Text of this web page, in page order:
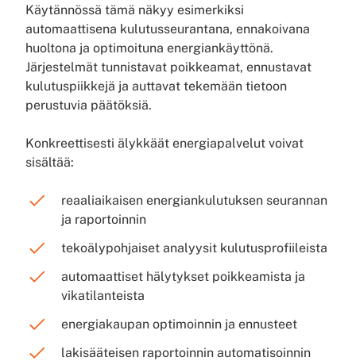
Käytännössä tämä näkyy esimerkiksi
automaattisena kulutusseurantana, ennakoivana
huoltona ja optimoituna energiankäyttönä.
Järjestelmät tunnistavat poikkeamat, ennustavat
kulutuspiikkejä ja auttavat tekemään tietoon
perustuvia päätöksiä.
Konkreettisesti älykkäät energiapalvelut voivat
sisältää:
reaaliaikaisen energiankulutuksen seurannan
ja raportoinnin
tekoälypohjaiset analyysit kulutusprofiileista
automaattiset hälytykset poikkeamista ja
vikatilanteista
energiakaupan optimoinnin ja ennusteet
lakisääteisen raportoinnin automatisoinnin